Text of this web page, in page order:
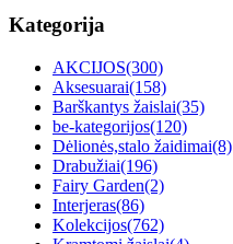
Kategorija
AKCIJOS(300)
Aksesuarai(158)
Barškantys žaislai(35)
be-kategorijos(120)
Dėlionės,stalo žaidimai(8)
Drabužiai(196)
Fairy Garden(2)
Interjeras(86)
Kolekcijos(762)